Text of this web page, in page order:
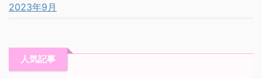
2023年9月
人気記事